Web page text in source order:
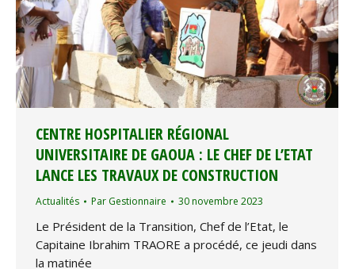
CENTRE HOSPITALIER RÉGIONAL
UNIVERSITAIRE DE GAOUA : LE CHEF DE L’ETAT
LANCE LES TRAVAUX DE CONSTRUCTION
Actualités Par Gestionnaire 30 novembre 2023
Le Président de la Transition, Chef de l’Etat, le
Capitaine Ibrahim TRAORE a procédé, ce jeudi dans
la matinée